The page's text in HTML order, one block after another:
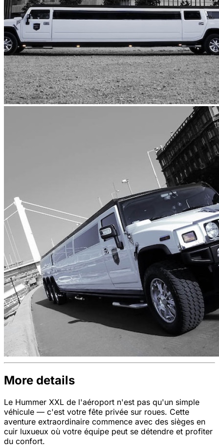
More details
Le Hummer XXL de l'aéroport n'est pas qu'un simple
véhicule — c'est votre fête privée sur roues. Cette
aventure extraordinaire commence avec des sièges en
cuir luxueux où votre équipe peut se détendre et profiter
du confort.